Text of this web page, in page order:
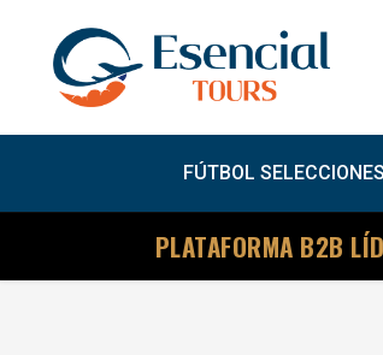
FÚTBOL
PLATAFORMA B2B